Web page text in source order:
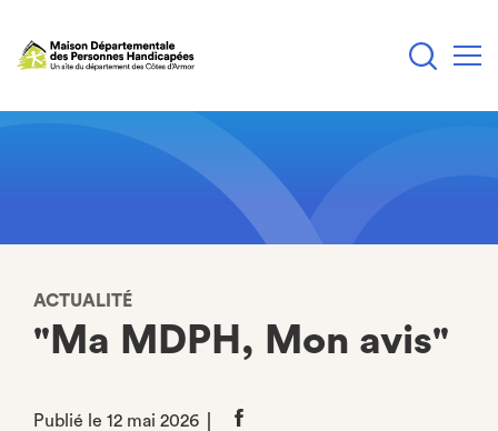
ACTUALITÉ
"Ma MDPH, Mon avis"
Publié le 12 mai 2026
Partager